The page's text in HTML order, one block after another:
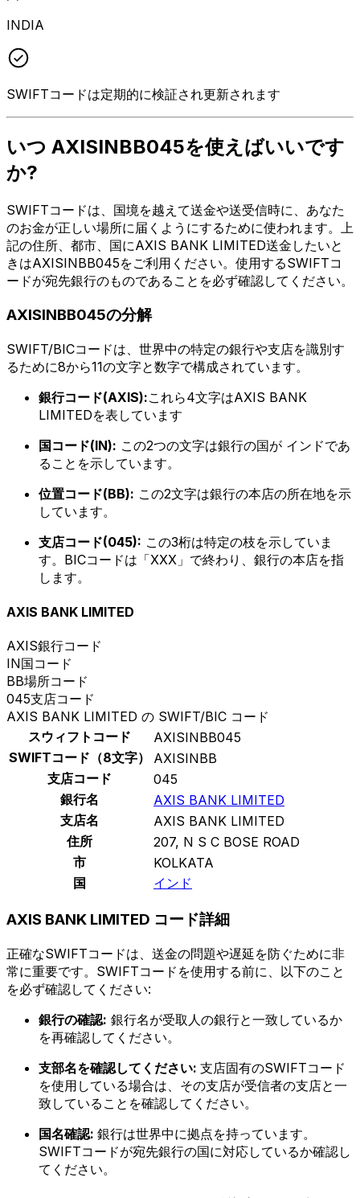
INDIA
SWIFTコードは定期的に検証され更新されます
いつ AXISINBB045を使えばいいです
か?
SWIFTコードは、国境を越えて送金や送受信時に、あなた
のお金が正しい場所に届くようにするために使われます。上
記の住所、都市、国にAXIS BANK LIMITED送金したいと
きはAXISINBB045をご利用ください。使用するSWIFTコ
ードが宛先銀行のものであることを必ず確認してください。
AXISINBB045の分解
SWIFT/BICコードは、世界中の特定の銀行や支店を識別す
るために8から11の文字と数字で構成されています。
銀行コード(AXIS):これら4文字はAXIS BANK
LIMITEDを表しています
国コード(IN): この2つの文字は銀行の国が インドであ
ることを示しています。
位置コード(BB): この2文字は銀行の本店の所在地を示
しています。
支店コード(045): この3桁は特定の枝を示していま
す。BICコードは「XXX」で終わり、銀行の本店を指
します。
AXIS BANK LIMITED
AXIS銀行コード
IN国コード
BB場所コード
045支店コード
AXIS BANK LIMITED の SWIFT/BIC コード
スウィフトコード
AXISINBB045
SWIFTコード（8文字）
AXISINBB
支店コード
045
銀行名
AXIS BANK LIMITED
支店名
AXIS BANK LIMITED
住所
207, N S C BOSE ROAD
市
KOLKATA
国
インド
AXIS BANK LIMITED コード詳細
正確なSWIFTコードは、送金の問題や遅延を防ぐために非
常に重要です。SWIFTコードを使用する前に、以下のこと
を必ず確認してください:
銀行の確認: 銀行名が受取人の銀行と一致しているか
を再確認してください。
支部名を確認してください: 支店固有のSWIFTコード
を使用している場合は、その支店が受信者の支店と一
致していることを確認してください。
国名確認: 銀行は世界中に拠点を持っています。
SWIFTコードが宛先銀行の国に対応しているか確認し
てください。